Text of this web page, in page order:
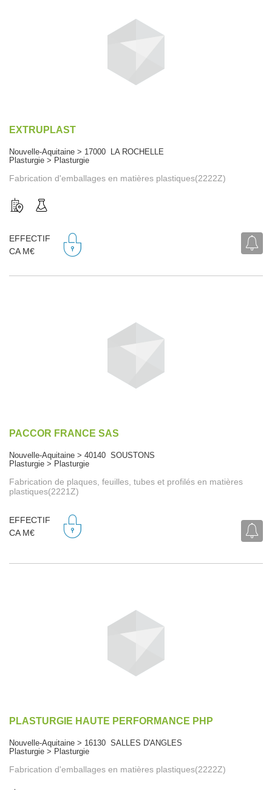
EXTRUPLAST
Nouvelle-Aquitaine > 17000 LA ROCHELLE
Plasturgie > Plasturgie
Fabrication d'emballages en matières plastiques(2222Z)
EFFECTIF
CA M€
PACCOR FRANCE SAS
Nouvelle-Aquitaine > 40140 SOUSTONS
Plasturgie > Plasturgie
Fabrication de plaques, feuilles, tubes et profilés en matières
plastiques(2221Z)
EFFECTIF
CA M€
PLASTURGIE HAUTE PERFORMANCE PHP
Nouvelle-Aquitaine > 16130 SALLES D'ANGLES
Plasturgie > Plasturgie
Fabrication d'emballages en matières plastiques(2222Z)